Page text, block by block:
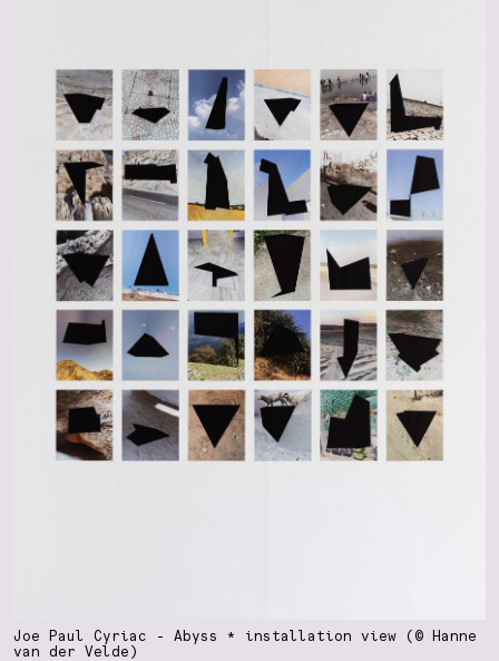
Joe Paul Cyriac - Abyss * installation view (© Hanne
van der Velde)